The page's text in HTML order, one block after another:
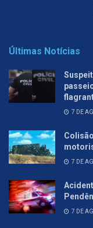
Últimas Notícias
7 DE
7 DE
7 DE